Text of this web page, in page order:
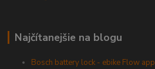
Najčítanejšie na blogu
Bosch battery lock - ebike Flow app